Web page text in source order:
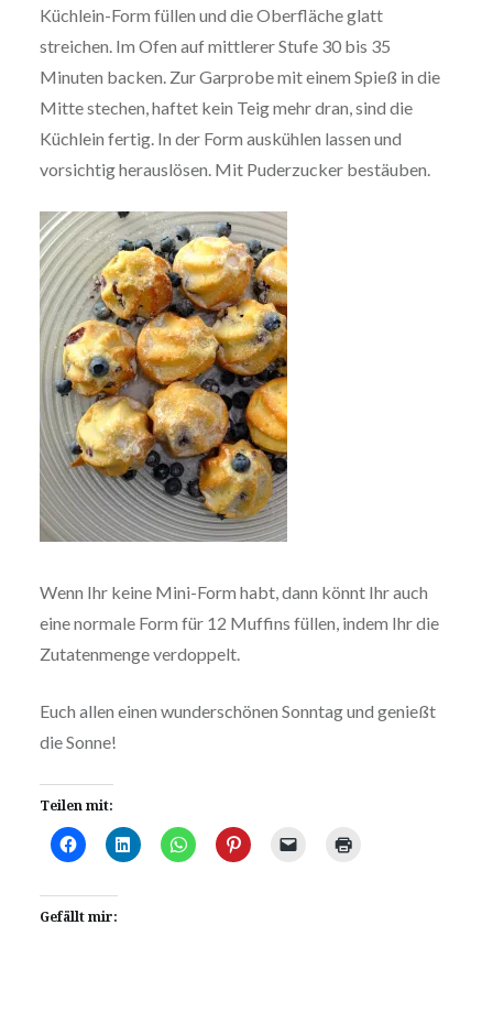
Küchlein-Form füllen und die Oberfläche glatt
streichen. Im Ofen auf mittlerer Stufe 30 bis 35
Minuten backen. Zur Garprobe mit einem Spieß in die
Mitte stechen, haftet kein Teig mehr dran, sind die
Küchlein fertig. In der Form auskühlen lassen und
vorsichtig herauslösen. Mit Puderzucker bestäuben.
Wenn Ihr keine Mini-Form habt, dann könnt Ihr auch
eine normale Form für 12 Muffins füllen, indem Ihr die
Zutatenmenge verdoppelt.
Euch allen einen wunderschönen Sonntag und genießt
die Sonne!
Teilen mit:
Gefällt mir: